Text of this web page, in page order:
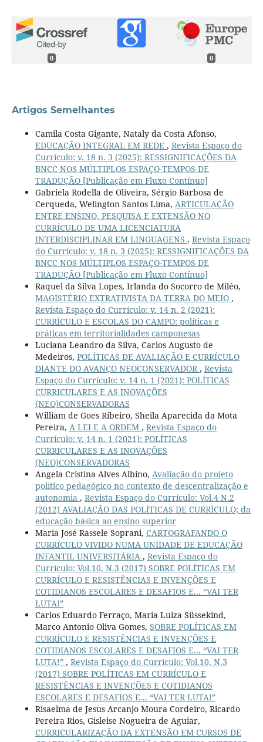
0 0
Artigos Semelhantes
Camila Costa Gigante, Nataly da Costa Afonso,
EDUCAÇÃO INTEGRAL EM REDE , Revista Espaço do
Currículo: v. 18 n. 3 (2025): RESSIGNIFICAÇÕES DA
BNCC NOS MÚLTIPLOS ESPAÇO-TEMPOS DE
TRADUÇÃO [Publicação em Fluxo Contínuo]
Gabriela Rodella de Oliveira, Sérgio Barbosa de
Cerqueda, Welington Santos Lima, ARTICULAÇÃO
ENTRE ENSINO, PESQUISA E EXTENSÃO NO
CURRÍCULO DE UMA LICENCIATURA
INTERDISCIPLINAR EM LINGUAGENS , Revista Espaço
do Currículo: v. 18 n. 3 (2025): RESSIGNIFICAÇÕES DA
BNCC NOS MÚLTIPLOS ESPAÇO-TEMPOS DE
TRADUÇÃO [Publicação em Fluxo Contínuo]
Raquel da Silva Lopes, Irlanda do Socorro de Miléo,
MAGISTÉRIO EXTRATIVISTA DA TERRA DO MEIO ,
Revista Espaço do Currículo: v. 14 n. 2 (2021):
CURRÍCULO E ESCOLAS DO CAMPO: políticas e
práticas em territorialidades camponesas
Luciana Leandro da Silva, Carlos Augusto de
Medeiros, POLÍTICAS DE AVALIAÇÃO E CURRÍCULO
DIANTE DO AVANÇO NEOCONSERVADOR, Revista
Espaço do Currículo: v. 14 n. 1 (2021): POLÍTICAS
CURRICULARES E AS INOVAÇÕES
(NEO)CONSERVADORAS
William de Goes Ribeiro, Sheila Aparecida da Mota
Pereira, A LEI E A ORDEM , Revista Espaço do
Currículo: v. 14 n. 1 (2021): POLÍTICAS
CURRICULARES E AS INOVAÇÕES
(NEO)CONSERVADORAS
Angela Cristina Alves Albino, Avaliação do projeto
político pedagógico no contexto de descentralização e
autonomia , Revista Espaço do Currículo: Vol.4 N.2
(2012) AVALIAÇÃO DAS POLÍTICAS DE CURRÍCULO; da
educação básica ao ensino superior
Maria José Rassele Soprani, CARTOGRAFANDO O
CURRÍCULO VIVIDO NUMA UNIDADE DE EDUCAÇÃO
INFANTIL UNIVERSITÁRIA , Revista Espaço do
Currículo: Vol.10, N.3 (2017) SOBRE POLÍTICAS EM
CURRÍCULO E RESISTÊNCIAS E INVENÇÕES E
COTIDIANOS ESCOLARES E DESAFIOS E... “VAI TER
LUTA!”
Carlos Eduardo Ferraço, Maria Luiza Süssekind,
Marco Antonio Oliva Gomes, SOBRE POLÍTICAS EM
CURRÍCULO E RESISTÊNCIAS E INVENÇÕES E
COTIDIANOS ESCOLARES E DESAFIOS E... “VAI TER
LUTA!” , Revista Espaço do Currículo: Vol.10, N.3
(2017) SOBRE POLÍTICAS EM CURRÍCULO E
RESISTÊNCIAS E INVENÇÕES E COTIDIANOS
ESCOLARES E DESAFIOS E... “VAI TER LUTA!”
Risaelma de Jesus Arcanjo Moura Cordeiro, Ricardo
Pereira Rios, Gisleise Nogueira de Aguiar,
CURRICULARIZAÇÃO DA EXTENSÃO EM CURSOS DE